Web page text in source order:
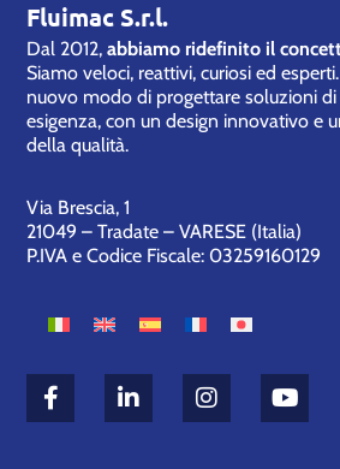
Fluimac S.r.l.
Dal 2012,abbiamo ridefinito il
Siamo veloci, reattivi, curiosi ed
nuovo modo di progettare soluzioni
esigenza, con un design innovativo e
della qualità.
Via Brescia, 1
21049 – Tradate – VARESE (Italia)
P.IVA e Codice Fiscale: 03259160129